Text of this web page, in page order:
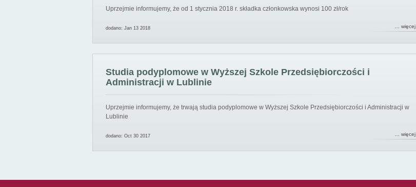
Uprzejmie informujemy, że od 1 stycznia 2018 r. składka członkowska wynosi 100 zł/rok
dodano: Jan 13 2018 … więcej
Studia podyplomowe w Wyższej Szkole Przedsiębiorczości i
Administracji w Lublinie
Uprzejmie informujemy, że trwają studia podyplomowe w Wyższej Szkole Przedsiębiorczości i Administracji w
Lublinie
dodano: Oct 30 2017 … więcej